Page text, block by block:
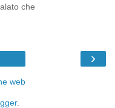
che
›
web
.